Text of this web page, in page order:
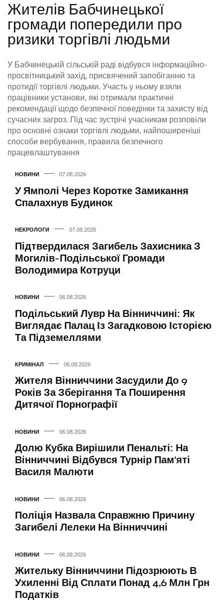
Жителів Бабчинецької
громади попередили про
ризики торгівлі людьми
У Бабчинецькій сільській раді відбувся інформаційно-
просвітницький захід, присвячений запобіганню та
протидії торгівлі людьми. Участь у ньому взяли
працівники установи, які отримали практичні
рекомендації щодо безпечної поведінки та захисту від
сучасних загроз. Під час зустрічі учасникам розповіли
про основні ознаки торгівлі людьми, найпоширеніші
способи вербування, правила безпечного
працевлаштування
НОВИНИ 07.08.2026
У Ямполі Через Коротке Замикання
Спалахнув Будинок
НЕКРОЛОГИ 07.08.2026
Підтвердилася Загибель Захисника З
Могилів-Подільської Громади
Володимира Котруци
НОВИНИ 06.08.2026
Подільський Лувр На Вінниччині: Як
Виглядає Палац Із Загадковою Історією
Та Підземеллями
КРИМІНАЛ 06.08.2026
Жителя Вінниччини Засудили До 9
Років За Зберігання Та Поширення
Дитячої Порнографії
НОВИНИ 06.08.2026
Долю Кубка Вирішили Пенальті: На
Вінниччині Відбувся Турнір Пам’яті
Василя Малюти
НОВИНИ 06.08.2026
Поліція Назвала Справжню Причину
Загибелі Лелеки На Вінниччині
НОВИНИ 06.08.2026
Жительку Вінниччини Підозрюють В
Ухиленні Від Сплати Понад 4,6 Млн Грн
Податків